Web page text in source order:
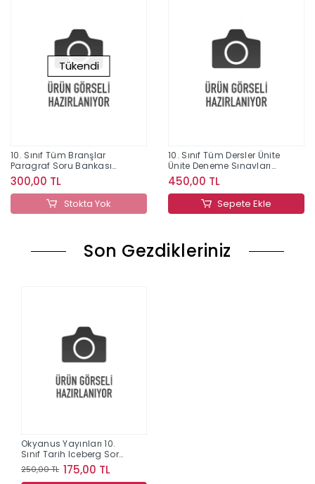
Tükendi
10. Sınıf Tüm Branşlar
Paragraf Soru Bankası
Editör Yayınları
300,00 TL
Stokta Yok
10. Sınıf Tüm Dersler Ünite
Ünite Deneme Sınavları
Çözümlü Editör Yayınları
450,00 TL
Sepete Ekle
Son Gezdikleriniz
Okyanus Yayınları 10.
Sınıf Tarih Iceberg Soru
Bankası
250,00 TL 175,00 TL